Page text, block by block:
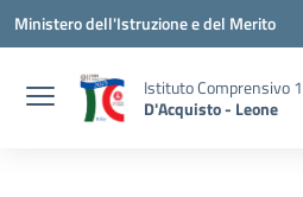
Vai ai contenuti
Vai al menu di navigazione
Vai al footer
Ministero dell'Istruzione e del Merito
Istituto Comprensivo
D'Acquisto - Leone